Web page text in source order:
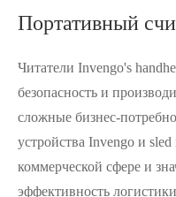
Портативный
Читатели Invengo's
безопасность и
сложные бизнес-
устройства Invengo и
коммерческой сфере и
эффективность